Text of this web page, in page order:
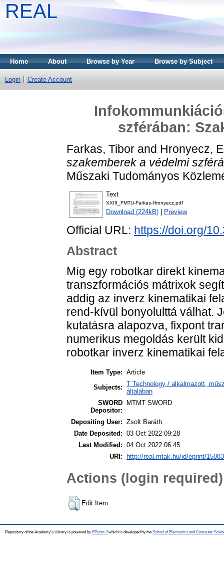
REAL
Home About Browse by Year Browse by Subject
Login Create Account
szférában:
Farkas, Tibor and Hronyecz,
szakemberek a védelmi
Műszaki Tudományos
Text
XXIII_FMTU-Farkas-Hronyecz.pdf
Download (224kB) Preview
Official URL: https://doi.org/
Abstract
Míg egy robotkar direkt
transzformációs mátrixok
addig az inverz kinematikai
rend-kívül bonyolulttá válhat.
kutatásra alapozva, fixpont
numerikus megoldás került
robotkar inverz kinematikai
Item Type: Article
Subjects: T Technology / alkalmazott,
általában
SWORD
Depositor:
MTMT SWORD
Depositing User: Zsolt Baráth
Date Deposited: 03 Oct 2022 09:28
Last Modified: 04 Oct 2022 06:45
URI:
http://real.mtak.hu/id/eprint/
Actions (login required)
Edit Item
Repository of the Academy's Library is powered by EPrints 3which is developed by the School of Electronics and Computer